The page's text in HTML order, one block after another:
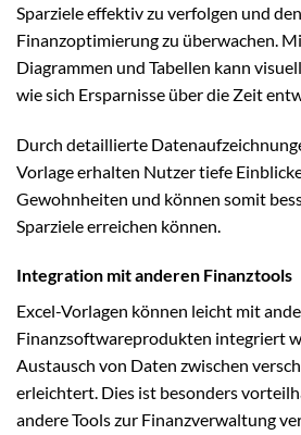
Sparziele effektiv zu verfolgen und
Finanzoptimierung zu überwachen.
Diagrammen und Tabellen kann
wie sich Ersparnisse über die Zeit
Durch detaillierte
Vorlage erhalten Nutzer tiefe
Gewohnheiten und können somit
Sparziele erreichen können.
Integration mit anderen Finanztools
Excel-Vorlagen können leicht mit
Finanzsoftwareprodukten integriert
Austausch von Daten zwischen
erleichtert. Dies ist besonders
andere Tools zur Finanzverwaltung